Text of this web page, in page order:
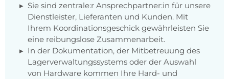
Sie sind zentrale:r Ansprechpartner:in für unsere
Dienstleister, Lieferanten und Kunden. Mit
Ihrem Koordinationsgeschick gewährleisten Sie
eine reibungslose Zusammenarbeit.
In der Dokumentation, der Mitbetreuung des
Lagerverwaltungssystems oder der Auswahl
von Hardware kommen Ihre Hard- und